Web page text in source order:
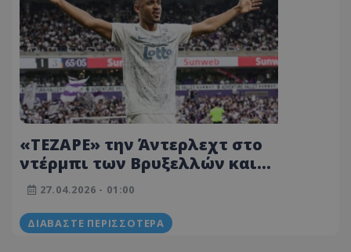
«ΤΕΖΑΡΕ» την Άντερλεχτ στο
ντέρμπι των Βρυξελλών και
ονειρεύεται κούπα η Ουνιόν Σεν
Ζιλουάζ!
27.04.2026 - 01:00
ΔΙΑΒΆΣΤΕ ΠΕΡΙΣΣΌΤΕΡΑ